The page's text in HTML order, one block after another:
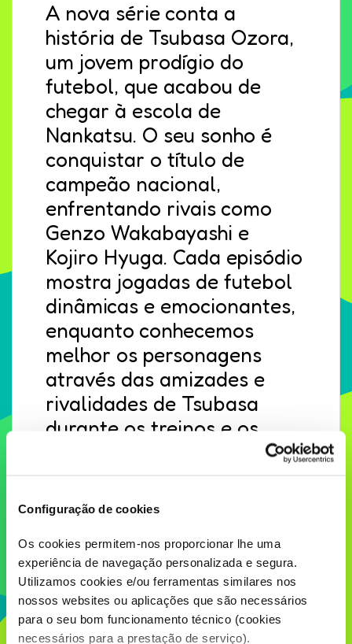
Configuração de cookies
Os cookies permitem-nos proporcionar lhe uma
experiência de navegação personalizada e segura.
Utilizamos cookies e/ou ferramentas similares nos
nossos websites ou aplicações que são necessários
para o seu bom funcionamento técnico (cookies
necessários para a prestação de serviço).
A nova série conta a
história de Tsubasa Ozora,
um jovem prodígio do
futebol, que acabou de
chegar à escola de
Nankatsu. O seu sonho é
conquistar o título de
campeão nacional,
enfrentando rivais como
Genzo Wakabayashi e
Kojiro Hyuga. Cada episódio
mostra jogadas de futebol
dinâmicas e emocionantes,
enquanto conhecemos
melhor os personagens
através das amizades e
rivalidades de Tsubasa
durante os treinos e os